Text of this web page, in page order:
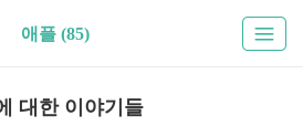
애플 (85)
대한 이야기들